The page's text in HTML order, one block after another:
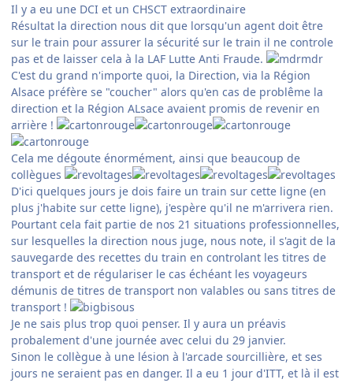
Il y a eu une DCI et un CHSCT extraordinaire
Résultat la direction nous dit que lorsqu'un agent doit être
sur le train pour assurer la sécurité sur le train il ne controle
pas et de laisser cela à la LAF Lutte Anti Fraude.
C'est du grand n'importe quoi, la Direction, via la Région
Alsace préfère se "coucher" alors qu'en cas de problême la
direction et la Région ALsace avaient promis de revenir en
arrière !
Cela me dégoute énormément, ainsi que beaucoup de
collègues
D'ici quelques jours je dois faire un train sur cette ligne (en
plus j'habite sur cette ligne), j'espère qu'il ne m'arrivera rien.
Pourtant cela fait partie de nos 21 situations professionnelles,
sur lesquelles la direction nous juge, nous note, il s'agit de la
sauvegarde des recettes du train en controlant les titres de
transport et de régulariser le cas échéant les voyageurs
démunis de titres de transport non valables ou sans titres de
transport !
Je ne sais plus trop quoi penser. Il y aura un préavis
probalement d'une journée avec celui du 29 janvier.
Sinon le collègue à une lésion à l'arcade sourcillière, et ses
jours ne seraient pas en danger. Il a eu 1 jour d'ITT, et là il est